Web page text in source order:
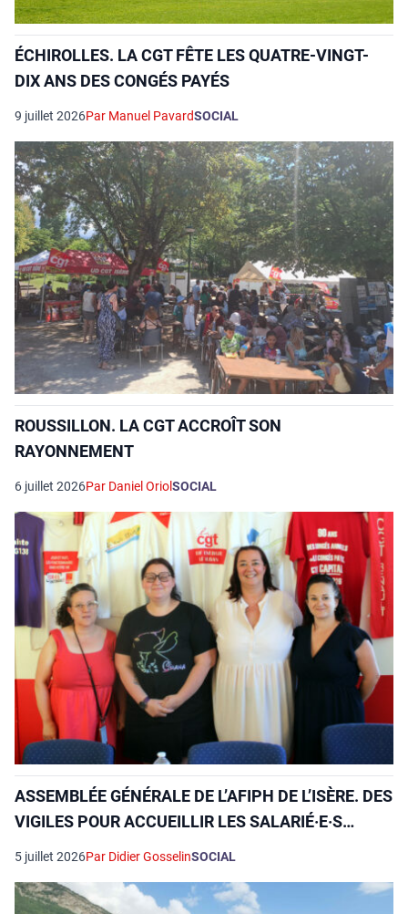
ÉCHIROLLES. LA CGT FÊTE LES QUATRE-VINGT-
DIX ANS DES CONGÉS PAYÉS
9 juillet 2026Par Manuel PavardSOCIAL
ROUSSILLON. LA CGT ACCROÎT SON
RAYONNEMENT
6 juillet 2026Par Daniel OriolSOCIAL
ASSEMBLÉE GÉNÉRALE DE L’AFIPH DE L’ISÈRE. DES
VIGILES POUR ACCUEILLIR LES SALARIÉ·E·S…
5 juillet 2026Par Didier GosselinSOCIAL